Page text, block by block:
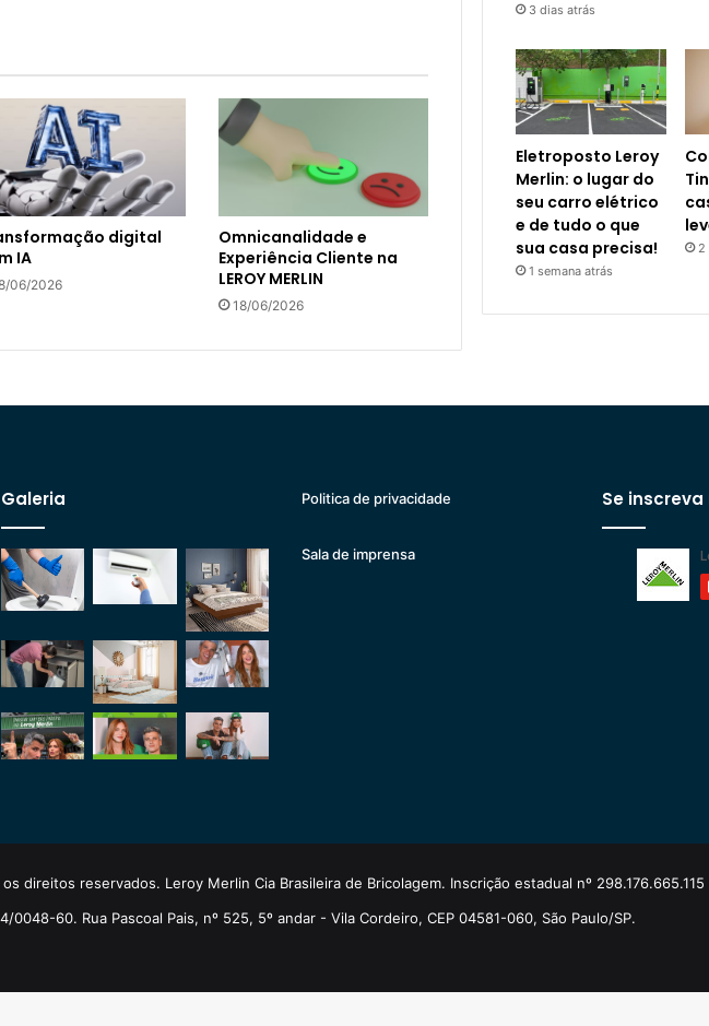
digital
IA
06/2026
Omnicanalidade e
Experiência Cliente na
LEROY MERLIN
18/06/2026
3 dias atrás
Eletroposto Leroy
Merlin: o lugar do
seu carro elétrico
e de tudo o que
sua casa precisa!
1 semana atrás
2
Galeria Politica de privacidade
Sala de imprensa
Se
direitos reservados. Leroy Merlin Cia Brasileira de Bricolagem. Inscrição estadual nº 298.176.665.115
0048-60. Rua Pascoal Pais, nº 525, 5º andar - Vila Cordeiro, CEP 04581-060, São Paulo/SP.